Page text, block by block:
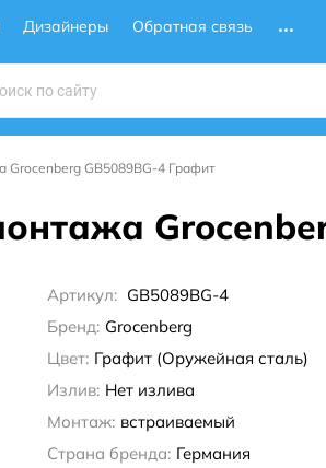
Дизайнеры Обратная связь
Grocenberg GB5089BG-4 Графит
Артикул: GB5089BG-4
Бренд: Grocenberg
Цвет: Графит (Оружейная сталь)
Излив: Нет излива
Монтаж: встраиваемый
Страна бренда: Германия